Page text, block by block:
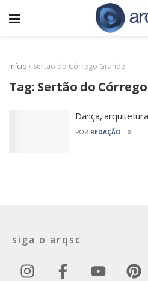
Início › Sertão do Córrego Grande
Tag: Sertão do
Dança,
POR REDAÇÃO 0
siga o arqsc